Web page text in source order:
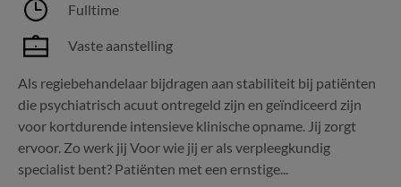
Fulltime
Vaste aanstelling
Als regiebehandelaar bijdragen aan stabiliteit bij patiënten
die psychiatrisch acuut ontregeld zijn en geïndiceerd zijn
voor kortdurende intensieve klinische opname. Jij zorgt
ervoor. Zo werk jij Voor wie jij er als verpleegkundig
specialist bent? Patiënten met een ernstige...